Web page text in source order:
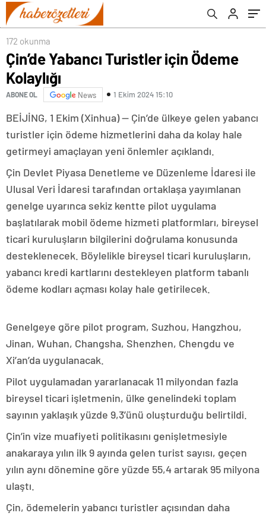
172 okunma
Çin’de Yabancı Turistler için Ödeme
Kolaylığı
ABONE OL News 1 Ekim 2024 15:10
BEİJİNG, 1 Ekim (Xinhua) — Çin’de ülkeye gelen yabancı
turistler için ödeme hizmetlerini daha da kolay hale
getirmeyi amaçlayan yeni önlemler açıklandı.
Çin Devlet Piyasa Denetleme ve Düzenleme İdaresi ile
Ulusal Veri İdaresi tarafından ortaklaşa yayımlanan
genelge uyarınca sekiz kentte pilot uygulama
başlatılarak mobil ödeme hizmeti platformları, bireysel
ticari kuruluşların bilgilerini doğrulama konusunda
desteklenecek. Böylelikle bireysel ticari kuruluşların,
yabancı kredi kartlarını destekleyen platform tabanlı
ödeme kodları açması kolay hale getirilecek.
Genelgeye göre pilot program, Suzhou, Hangzhou,
Jinan, Wuhan, Changsha, Shenzhen, Chengdu ve
Xi’an’da uygulanacak.
Pilot uygulamadan yararlanacak 11 milyondan fazla
bireysel ticari işletmenin, ülke genelindeki toplam
sayının yaklaşık yüzde 9,3’ünü oluşturduğu belirtildi.
Çin’in vize muafiyeti politikasını genişletmesiyle
anakaraya yılın ilk 9 ayında gelen turist sayısı, geçen
yılın aynı dönemine göre yüzde 55,4 artarak 95 milyona
ulaştı.
Çin, ödemelerin yabancı turistler açısından daha